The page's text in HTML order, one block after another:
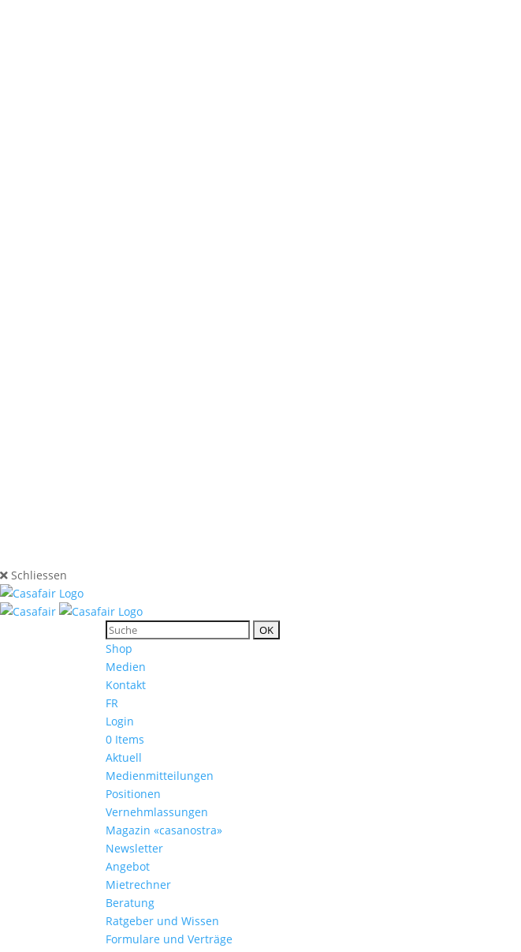
Schliessen
Shop
Medien
Kontakt
FR
Login
0 Items
Aktuell
Medienmitteilungen
Positionen
Vernehmlassungen
Magazin «casanostra»
Newsletter
Angebot
Mietrechner
Beratung
Ratgeber und Wissen
Formulare und Verträge